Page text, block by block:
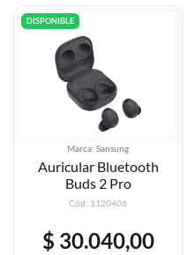
DISPONIBLE
Marca: Sansung
Auricular Bluetooth
Buds 2 Pro
Cód: 1120406
$ 30.040,00